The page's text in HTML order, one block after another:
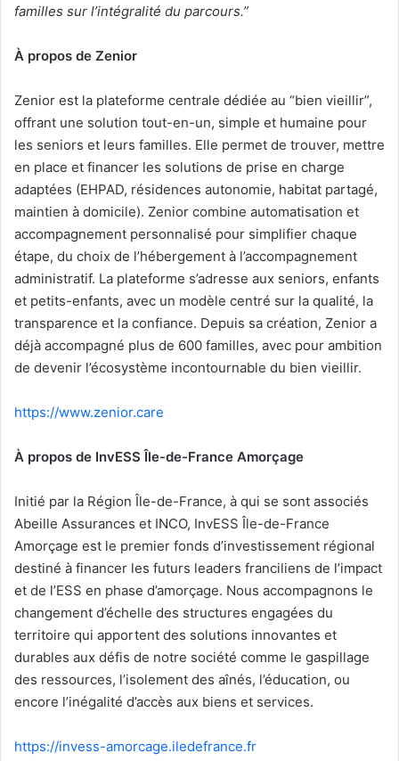
familles sur l’intégralité du parcours.”
À propos de Zenior
Zenior est la plateforme centrale dédiée au “bien vieillir”,
offrant une solution tout-en-un, simple et humaine pour
les seniors et leurs familles. Elle permet de trouver, mettre
en place et financer les solutions de prise en charge
adaptées (EHPAD, résidences autonomie, habitat partagé,
maintien à domicile). Zenior combine automatisation et
accompagnement personnalisé pour simplifier chaque
étape, du choix de l’hébergement à l’accompagnement
administratif. La plateforme s’adresse aux seniors, enfants
et petits-enfants, avec un modèle centré sur la qualité, la
transparence et la confiance. Depuis sa création, Zenior a
déjà accompagné plus de 600 familles, avec pour ambition
de devenir l’écosystème incontournable du bien vieillir.
https://www.zenior.care
À propos de InvESS Île-de-France Amorçage
Initié par la Région Île-de-France, à qui se sont associés
Abeille Assurances et INCO, InvESS Île-de-France
Amorçage est le premier fonds d’investissement régional
destiné à financer les futurs leaders franciliens de l’impact
et de l’ESS en phase d’amorçage. Nous accompagnons le
changement d’échelle des structures engagées du
territoire qui apportent des solutions innovantes et
durables aux défis de notre société comme le gaspillage
des ressources, l’isolement des aînés, l’éducation, ou
encore l’inégalité d’accès aux biens et services.
https://invess-amorcage.iledefrance.fr